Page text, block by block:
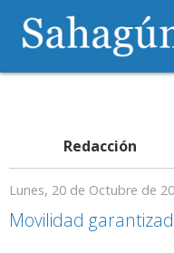
Redacción
Lunes, 20 de Octubre de
Movilidad